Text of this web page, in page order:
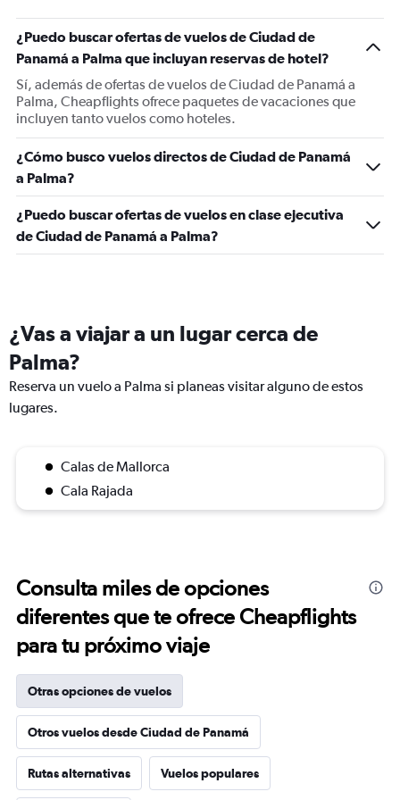
¿Puedo buscar ofertas de vuelos de Ciudad de
Panamá a Palma que incluyan reservas de hotel?
Sí, además de ofertas de vuelos de Ciudad de Panamá a
Palma, Cheapflights ofrece paquetes de vacaciones que
incluyen tanto vuelos como hoteles.
¿Cómo busco vuelos directos de Ciudad de Panamá
a Palma?
¿Puedo buscar ofertas de vuelos en clase ejecutiva
de Ciudad de Panamá a Palma?
¿Vas a viajar a un lugar cerca de
Palma?
Reserva un vuelo a Palma si planeas visitar alguno de estos
lugares.
Calas de Mallorca
Cala Rajada
Consulta miles de opciones
diferentes que te ofrece Cheapflights
para tu próximo viaje
Otras opciones de vuelos
Otros vuelos desde Ciudad de Panamá
Rutas alternativas Vuelos populares